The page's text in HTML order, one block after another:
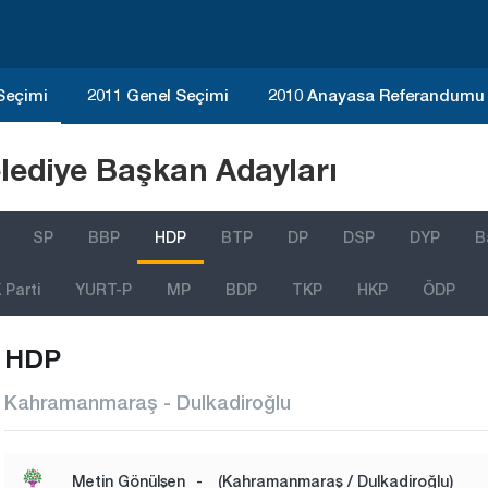
2011 Genel Seçimi 2010 Anayasa Referandumu
Başkan Adayları
SP BBP HDP BTP DP DSP DYP
Parti YURT-P MP BDP TKP HKP ÖDP
HDP
Kahramanmaraş - Dulkadiroğlu
Metin Gönülşen - (Kahramanmaraş / Dulkadiroğlu)